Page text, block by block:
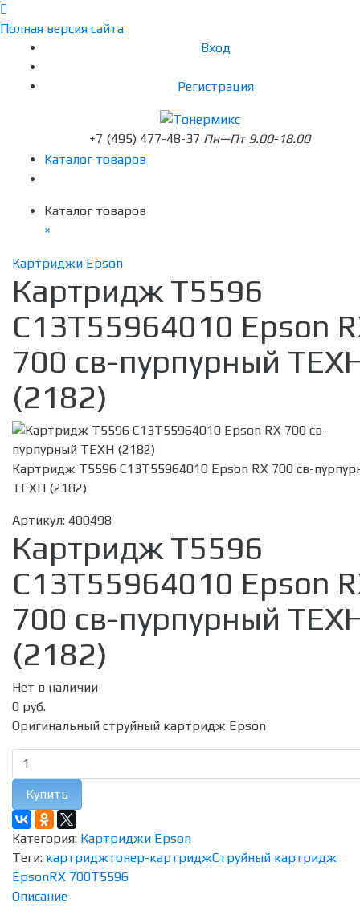
Полная версия сайта
Вход
Регистрация
+7 (495) 477-48-37 Пн—Пт 9.00-18.00
Каталог товаров
Каталог товаров
×
Картриджи Epson
Картридж T5596
C13T55964010 Epson
700 св-пурпурный
(2182)
Картридж T5596 C13T55964010 Epson RX 700 св-
ТЕХН (2182)
Артикул: 400498
Картридж T5596
C13T55964010 Epson
700 св-пурпурный
(2182)
Нет в наличии
0 руб.
Оригинальный струйный картридж Epson
Купить
Категория: Картриджи Epson
Теги: картриджтонер-картриджСтруйный картридж
EpsonRX 700T5596
Описание